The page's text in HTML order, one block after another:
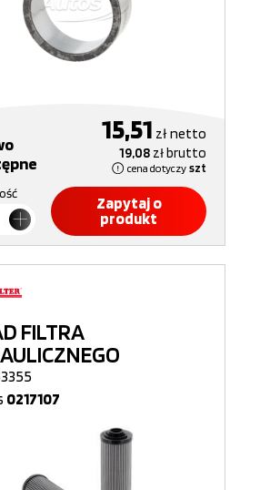
15,51 złnetto
19,08 złbrutto
cena dotyczy szt
Zapytaj o
produkt
FILTRA
0217107